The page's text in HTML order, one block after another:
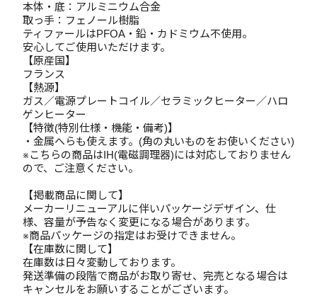
本体・底：アルミニウム合金
取っ手：フェノール樹脂
ティファールはPFOA・鉛・カドミウム不使用。
安心してご使用いただけます。
【原産国】
フランス
【熱源】
ガス／電源プレートコイル／セラミックヒーター／ハロ
ゲンヒーター
【特徴(特別仕様・機能・備考)】
・金属へらも使えます。(角の丸いものをお使いください)
※こちらの商品はIH(電磁調理器)には対応しておりません
ので、ご注意ください。
【掲載商品に関して】
メーカーリニューアルに伴いパッケージデザイン、仕
様、容量が予告なく変更になる場合があります。
※商品パッケージの指定はお受けできません。
【在庫数に関して】
在庫数は日々変動しております。
発送準備の段階で商品がお取り寄せ、完売となる場合は
キャンセルをお願いすることがございます。